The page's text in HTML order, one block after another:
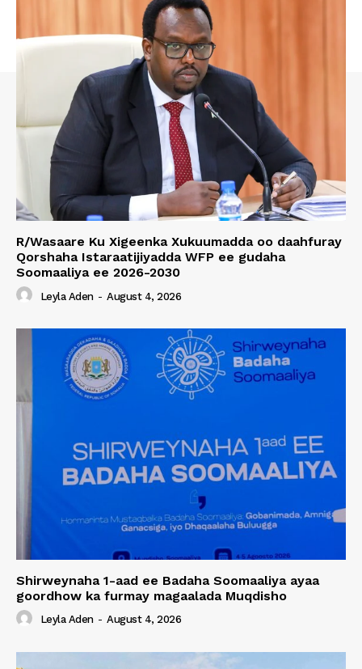
R/Wasaare Ku Xigeenka Xukuumadda oo daahfuray
Qorshaha Istaraatijiyadda WFP ee gudaha
Soomaaliya ee 2026-2030
Leyla Aden - August 4, 2026
Shirweynaha 1-aad ee Badaha Soomaaliya ayaa
goordhow ka furmay magaalada Muqdisho
Leyla Aden - August 4, 2026